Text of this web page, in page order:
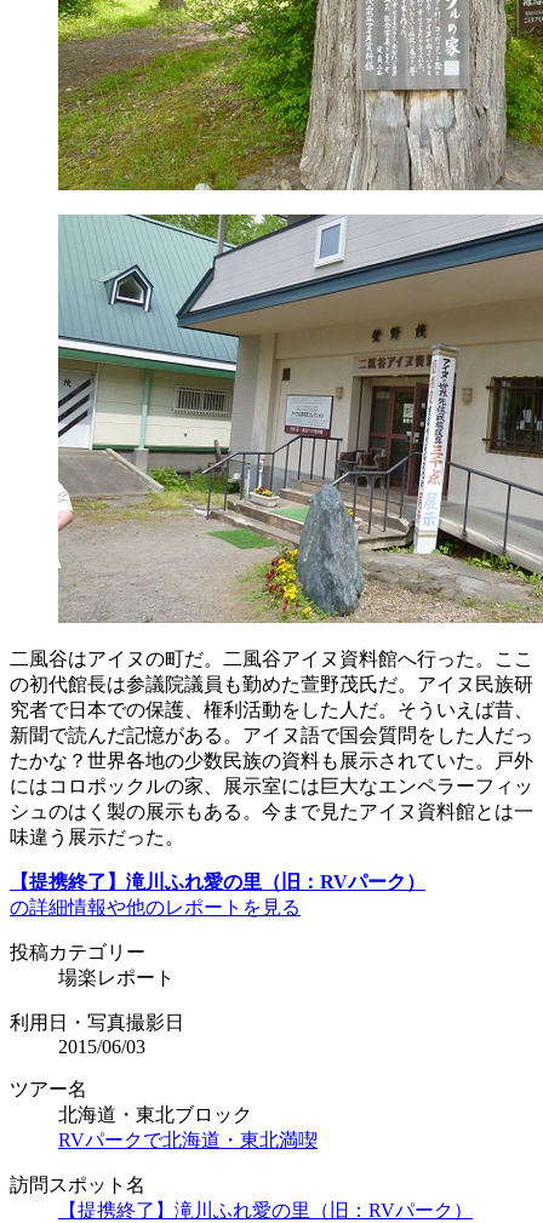
二風谷はアイヌの町だ。二風谷アイヌ資料館へ行った。ここ
の初代館長は参議院議員も勤めた萱野茂氏だ。アイヌ民族研
究者で日本での保護、権利活動をした人だ。そういえば昔、
新聞で読んだ記憶がある。アイヌ語で国会質問をした人だっ
たかな？世界各地の少数民族の資料も展示されていた。戸外
にはコロポックルの家、展示室には巨大なエンペラーフィッ
シュのはく製の展示もある。今まで見たアイヌ資料館とは一
味違う展示だった。
【提携終了】滝川ふれ愛の里（旧：RVパーク）
の詳細情報や他のレポートを見る
投稿カテゴリー
場楽レポート
利用日・写真撮影日
2015/06/03
ツアー名
北海道・東北ブロック
RVパークで北海道・東北満喫
訪問スポット名
【提携終了】滝川ふれ愛の里（旧：RVパーク）